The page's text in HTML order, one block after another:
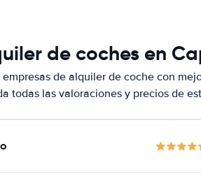
de coches en
de alquiler de coche con
todas las valoraciones y precios de